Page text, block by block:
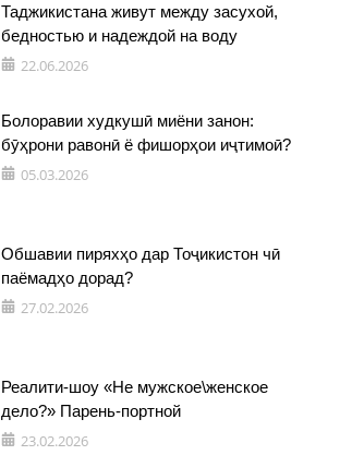
Таджикистана живут между засухой,
бедностью и надеждой на воду
22.06.2026
Болоравии худкушӣ миёни занон:
бӯҳрони равонӣ ё фишорҳои иҷтимоӣ?
05.03.2026
Обшавии пиряхҳо дар Тоҷикистон чӣ
паёмадҳо дорад?
27.02.2026
Реалити-шоу «Не мужское\женское
дело?» Парень-портной
23.02.2026